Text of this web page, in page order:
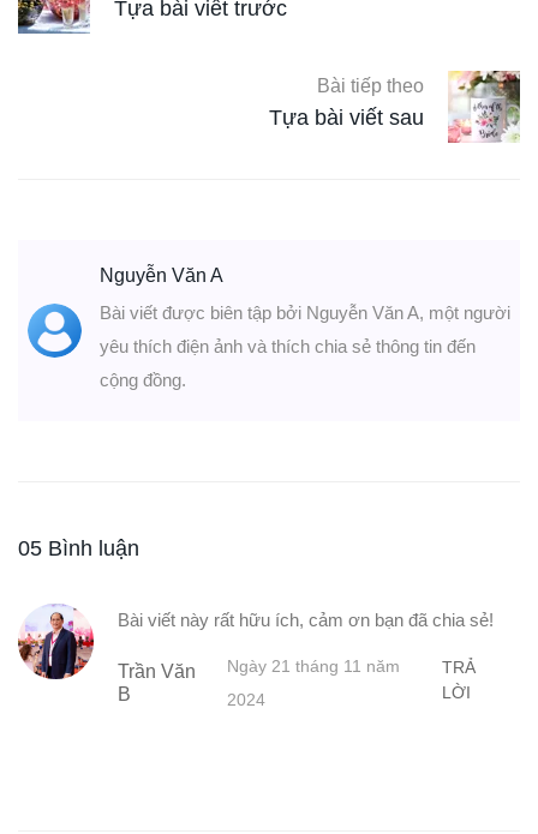
Tựa bài viết trước
Bài tiếp theo
Tựa bài viết sau
Nguyễn Văn A
Bài viết được biên tập bởi Nguyễn Văn A, một người
yêu thích điện ảnh và thích chia sẻ thông tin đến
cộng đồng.
05 Bình luận
Bài viết này rất hữu ích, cảm ơn bạn đã chia sẻ!
Trần Văn
B
Ngày 21 tháng 11 năm
2024
TRẢ
LỜI